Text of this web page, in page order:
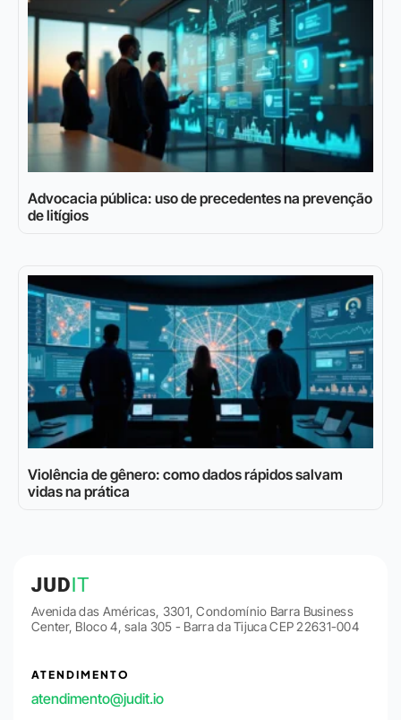
Advocacia pública: uso de precedentes na prevenção
de litígios
Violência de gênero: como dados rápidos salvam
vidas na prática
Avenida das Américas, 3301, Condomínio Barra Business
Center, Bloco 4, sala 305 - Barra da Tijuca CEP 22631-004
ATENDIMENTO
atendimento@judit.io